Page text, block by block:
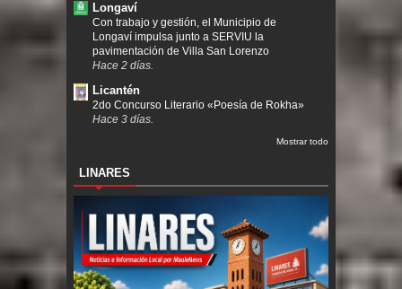
Longaví
Con trabajo y gestión, el Municipio de
Longaví impulsa junto a SERVIU la
pavimentación de Villa San Lorenzo
Hace 2 días.
Licantén
2do Concurso Literario «Poesía de Rokha»
Hace 3 días.
Mostrar todo
LINARES